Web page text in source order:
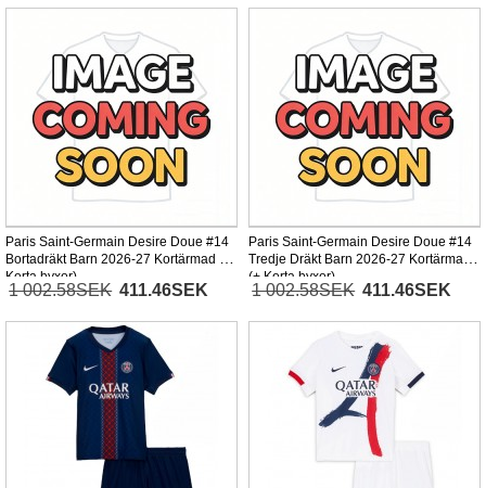
Paris Saint-Germain Desire Doue #14
Bortadräkt Barn 2026-27 Kortärmad (+
Korta byxor)
1 002.58SEK 411.46SEK
Paris Saint-Germain Desire Doue #14
Tredje Dräkt Barn 2026-27 Kortärmad
(+ Korta byxor)
1 002.58SEK 411.46SEK